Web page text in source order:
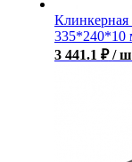
Клинкерная
335*240*10
3 441.1 ₽ /